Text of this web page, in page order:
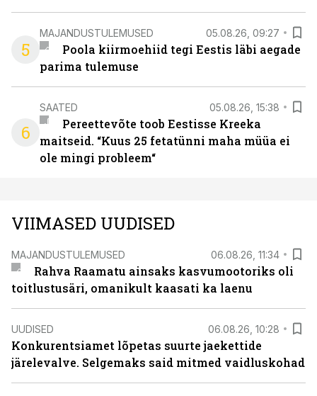
5
MAJANDUSTULEMUSED 05.08.26, 09:27
Poola kiirmoehiid tegi Eestis läbi aegade
parima tulemuse
6
SAATED 05.08.26, 15:38
Pereettevõte toob Eestisse Kreeka
maitseid. “Kuus 25 fetatünni maha müüa ei
ole mingi probleem“
VIIMASED UUDISED
MAJANDUSTULEMUSED 06.08.26, 11:34
Rahva Raamatu ainsaks kasvumootoriks oli
toitlustusäri, omanikult kaasati ka laenu
UUDISED 06.08.26, 10:28
Konkurentsiamet lõpetas suurte jaekettide
järelevalve. Selgemaks said mitmed vaidluskohad